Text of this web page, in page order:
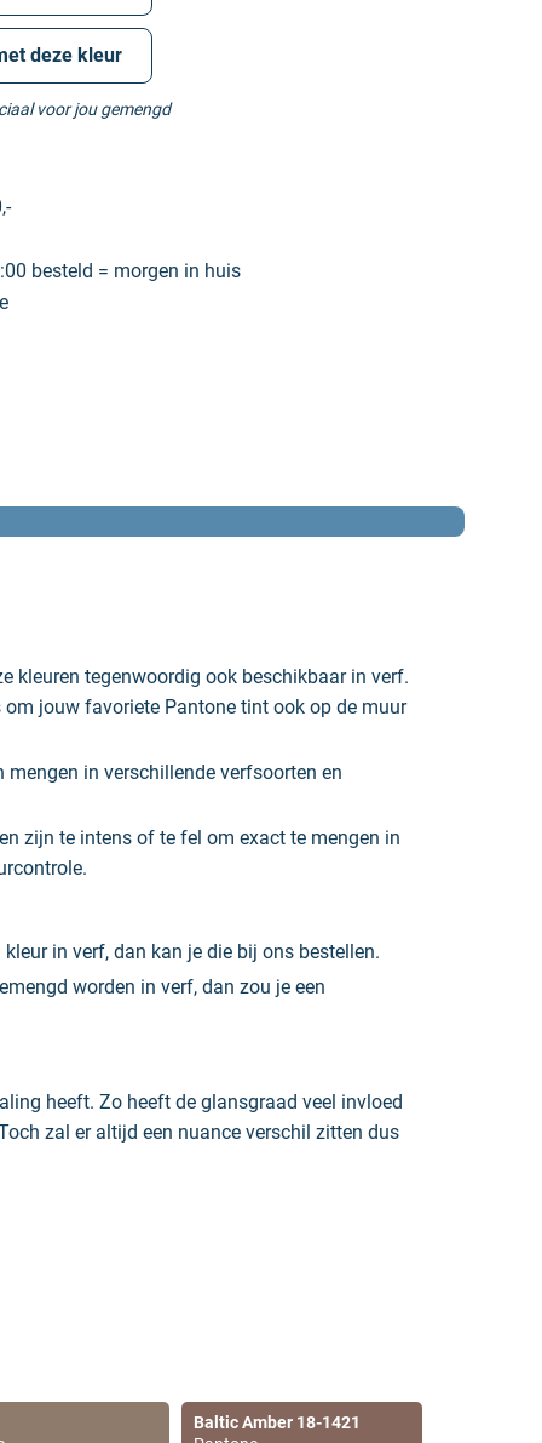
deze kleur
voor jou gemengd
besteld = morgen in huis
kleuren tegenwoordig ook beschikbaar in verf.
jouw favoriete Pantone tint ook op de muur
mengen in verschillende verfsoorten en
zijn te intens of te fel om exact te mengen in
in verf, dan kan je die bij ons bestellen.
worden in verf, dan zou je een
heeft. Zo heeft de glansgraad veel invloed
zal er altijd een nuance verschil zitten dus
kan je kiezen uit alle soorten
Baltic Amber 18-1421